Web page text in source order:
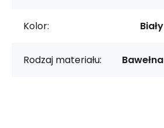
Kolor: Biały
Rodzaj materiału: Bawełna